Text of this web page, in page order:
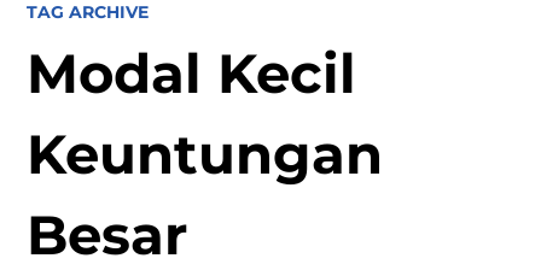
TAG ARCHIVE
Modal Kecil
Keuntungan
Besar